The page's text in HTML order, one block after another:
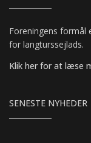
Foreningens formål
for langturssejlads.
Klik her for at læse
SENESTE NYHEDER